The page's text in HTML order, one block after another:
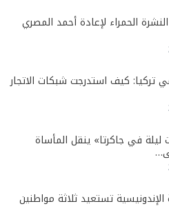
الحمراء لإعادة أحمد المصري
تركيا: كيف استدرجت شبكات الاتجار
في جاكرتا» ينقل المأساة
تستعيد ثلاثة مواطنين